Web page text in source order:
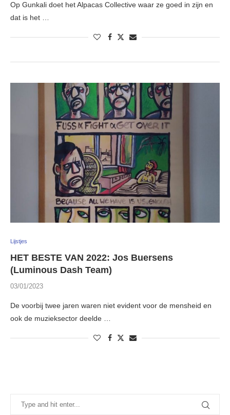
Op Gunkali doet het Alpacas Collective waar ze goed in zijn en
dat is het …
Lijstjes
HET BESTE VAN 2022: Jos Buersens
(Luminous Dash Team)
03/01/2023
De voorbij twee jaren waren niet evident voor de mensheid en
ook de muzieksector deelde …